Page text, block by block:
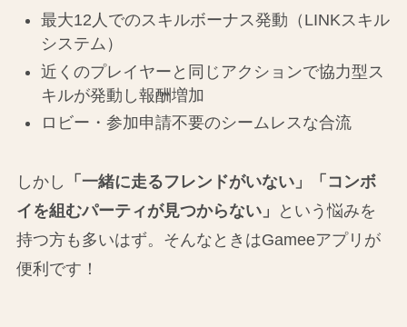
最大12人でのスキルボーナス発動（LINKスキル
システム）
近くのプレイヤーと同じアクションで協力型ス
キルが発動し報酬増加
ロビー・参加申請不要のシームレスな合流
しかし
「一緒に走るフレンドがいない」「コンボ
イを組むパーティが見つからない」
という悩みを
持つ方も多いはず。そんなときはGameeアプリが
便利です！